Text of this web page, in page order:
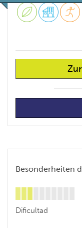
Besonderheiten
Dificultad